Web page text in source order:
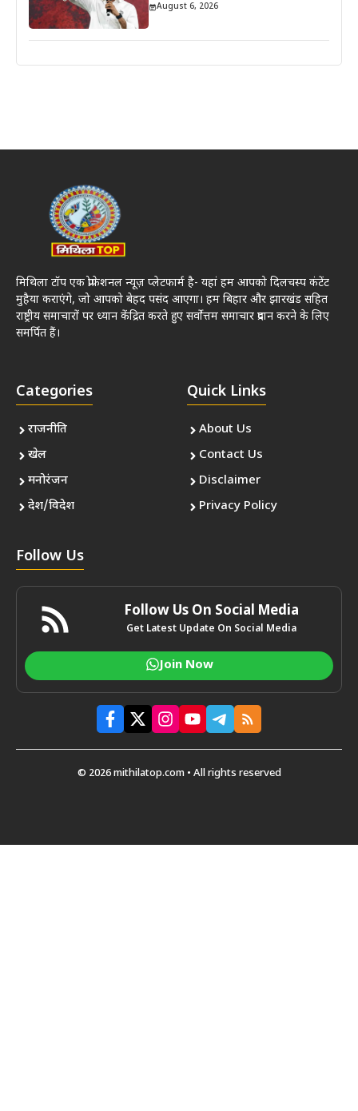
August 6, 2026
मिथिला टॉप एक प्रोफेशनल न्यूज़ प्लेटफार्म है- यहां हम आपको दिलचस्प कंटेंट
मुहैया कराएंगे, जो आपको बेहद पसंद आएगा। हम बिहार और झारखंड सहित
राष्ट्रीय समाचारों पर ध्यान केंद्रित करते हुए सर्वोत्तम समाचार प्रदान करने के लिए
समर्पित हैं।
Categories
राजनीति
खेल
मनोरंजन
देश/विदेश
Quick Links
About Us
Contact Us
Disclaimer
Privacy Policy
Follow Us
Follow Us On Social Media
Get Latest Update On Social Media
Join Now
© 2026 mithilatop.com • All rights reserved